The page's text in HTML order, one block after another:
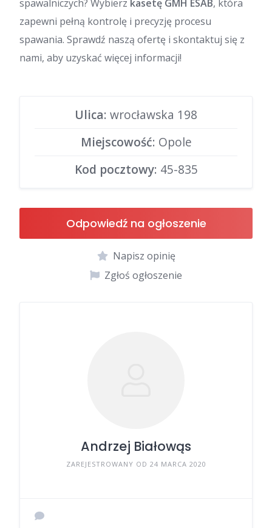
spawalniczych? Wybierz kasetę GMH ESAB, która
zapewni pełną kontrolę i precyzję procesu
spawania. Sprawdź naszą ofertę i skontaktuj się z
nami, aby uzyskać więcej informacji!
Ulica: wrocławska 198
Miejscowość: Opole
Kod pocztowy: 45-835
Odpowiedź na ogłoszenie
Napisz opinię
Zgłoś ogłoszenie
Andrzej Białowąs
ZAREJESTROWANY OD 24 MARCA 2020